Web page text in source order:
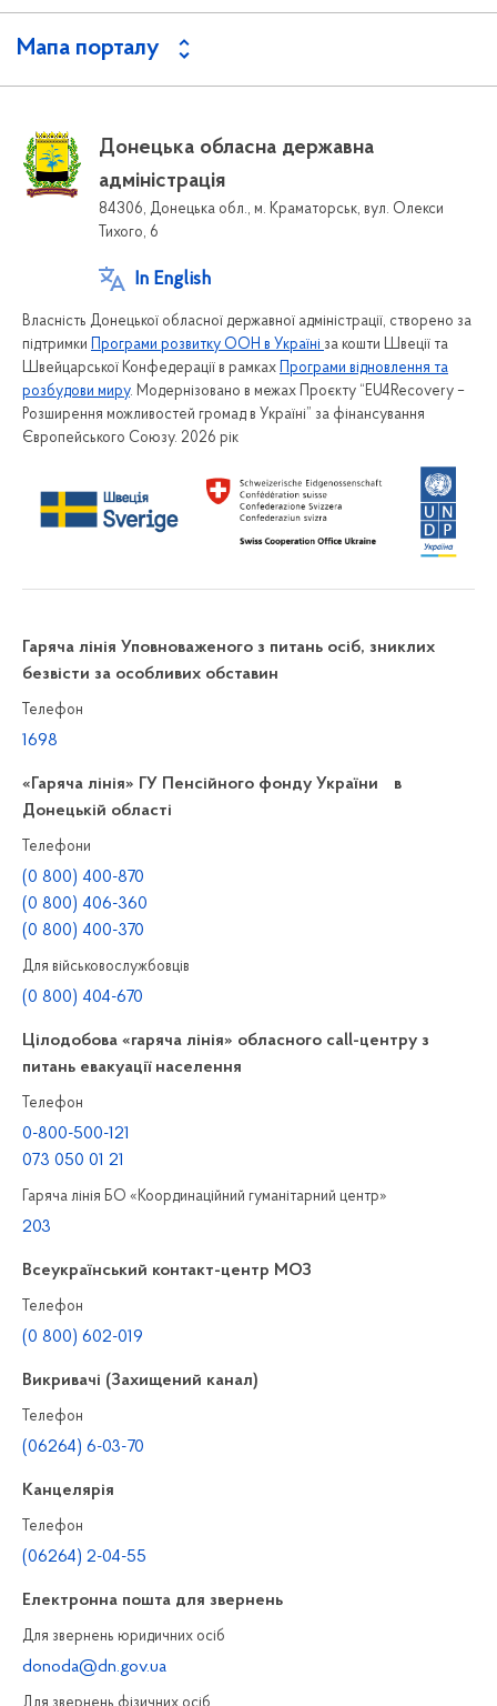
Мапа порталу
Донецька обласна державна
адміністрація
84306, Донецька обл., м. Краматорськ, вул. Олекси
Тихого, 6
In English
Власність Донецької обласної державної адміністрації, створено за
підтримки Програми розвитку ООН в Україні за кошти Швеції та
Швейцарської Конфедерації в рамках Програми відновлення та
розбудови миру. Модернізовано в межах Проєкту “EU4Recovery –
Розширення можливостей громад в Україні” за фінансування
Європейського Союзу. 2026 рік
Гаряча лінія Уповноваженого з питань осіб, зниклих
безвісти за особливих обставин
Телефон
1698
«Гаряча лінія» ГУ Пенсійного фонду України в
Донецькій області
Телефони
(0 800) 400-870
(0 800) 406-360
(0 800) 400-370
Для військовослужбовців
(0 800) 404-670
Цілодобова «гаряча лінія» обласного call-центру з
питань евакуації населення
Телефон
0-800-500-121
073 050 01 21
Гаряча лінія БО «Координаційний гуманітарний центр»
203
Всеукраїнський контакт-центр МОЗ
Телефон
(0 800) 602-019
Викривачі (Захищений канал)
Телефон
(06264) 6-03-70
Канцелярiя
Телефон
(06264) 2-04-55
Електронна пошта для звернень
Для звернень юридичних осiб
donoda@dn.gov.ua